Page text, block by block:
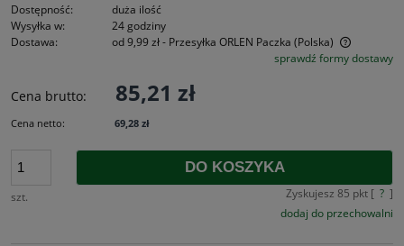
Dostępność:
duża ilość
Wysyłka w:
24 godziny
Dostawa:
od 9,99 zł- Przesyłka ORLEN Paczka (Polska)
Cena nie zawiera ewentualnych kosztów płatnościsprawdź formy dostawy
Cena brutto: 85,21 zł
Cena netto: 69,28 zł
szt.
DO KOSZYKA
Zyskujesz 85 pkt [ ? ]
dodaj do przechowalni